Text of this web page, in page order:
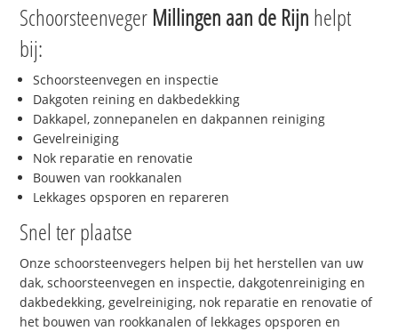
Schoorsteenveger Millingen aan de Rijn helpt
bij:
Schoorsteenvegen en inspectie
Dakgoten reining en dakbedekking
Dakkapel, zonnepanelen en dakpannen reiniging
Gevelreiniging
Nok reparatie en renovatie
Bouwen van rookkanalen
Lekkages opsporen en repareren
Snel ter plaatse
Onze schoorsteenvegers helpen bij het herstellen van uw
dak, schoorsteenvegen en inspectie, dakgotenreiniging en
dakbedekking, gevelreiniging, nok reparatie en renovatie of
het bouwen van rookkanalen of lekkages opsporen en